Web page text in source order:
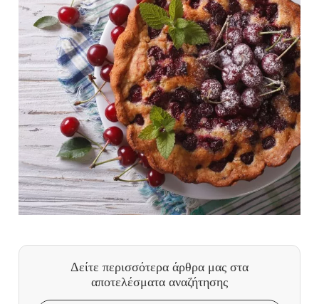
Δείτε περισσότερα άρθρα μας στα
αποτελέσματα αναζήτησης